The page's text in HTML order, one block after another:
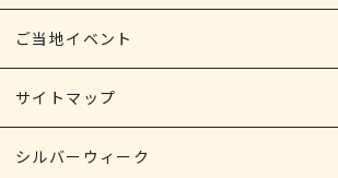
ご当地イベント
サイトマップ
シルバーウィーク